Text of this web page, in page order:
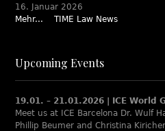
16. Januar 2026
Mehr...
TIME Law News
Upcoming Events
19.01. – 21.01.2026 | ICE World
Meet us at ICE Barcelona Dr. Wulf
Phillip Beumer and Christina